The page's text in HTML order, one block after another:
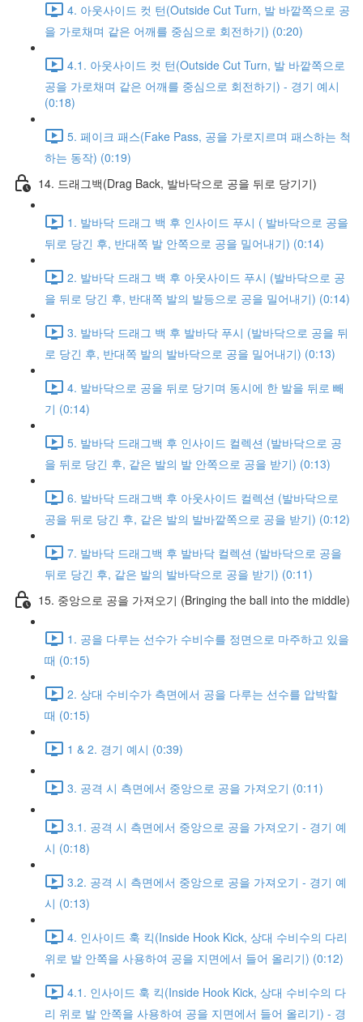
4. 아웃사이드 컷 턴(Outside Cut Turn, 발 바깥쪽으로 공
을 가로채며 같은 어깨를 중심으로 회전하기) (0:20)
4.1. 아웃사이드 컷 턴(Outside Cut Turn, 발 바깥쪽으로
공을 가로채며 같은 어깨를 중심으로 회전하기) - 경기 예시
(0:18)
5. 페이크 패스(Fake Pass, 공을 가로지르며 패스하는 척
하는 동작) (0:19)
14. 드래그백(Drag Back, 발바닥으로 공을 뒤로 당기기)
1. 발바닥 드래그 백 후 인사이드 푸시 ( 발바닥으로 공을
뒤로 당긴 후, 반대쪽 발 안쪽으로 공을 밀어내기) (0:14)
2. 발바닥 드래그 백 후 아웃사이드 푸시 (발바닥으로 공
을 뒤로 당긴 후, 반대쪽 발의 발등으로 공을 밀어내기) (0:14)
3. 발바닥 드래그 백 후 발바닥 푸시 (발바닥으로 공을 뒤
로 당긴 후, 반대쪽 발의 발바닥으로 공을 밀어내기) (0:13)
4. 발바닥으로 공을 뒤로 당기며 동시에 한 발을 뒤로 빼
기 (0:14)
5. 발바닥 드래그백 후 인사이드 컬렉션 (발바닥으로 공
을 뒤로 당긴 후, 같은 발의 발 안쪽으로 공을 받기) (0:13)
6. 발바닥 드래그백 후 아웃사이드 컬렉션 (발바닥으로
공을 뒤로 당긴 후, 같은 발의 발바깥쪽으로 공을 받기) (0:12)
7. 발바닥 드래그백 후 발바닥 컬렉션 (발바닥으로 공을
뒤로 당긴 후, 같은 발의 발바닥으로 공을 받기) (0:11)
15. 중앙으로 공을 가져오기 (Bringing the ball into the middle)
1. 공을 다루는 선수가 수비수를 정면으로 마주하고 있을
때 (0:15)
2. 상대 수비수가 측면에서 공을 다루는 선수를 압박할
때 (0:15)
1 & 2. 경기 예시 (0:39)
3. 공격 시 측면에서 중앙으로 공을 가져오기 (0:11)
3.1. 공격 시 측면에서 중앙으로 공을 가져오기 - 경기 예
시 (0:18)
3.2. 공격 시 측면에서 중앙으로 공을 가져오기 - 경기 예
시 (0:13)
4. 인사이드 훅 킥(Inside Hook Kick, 상대 수비수의 다리
위로 발 안쪽을 사용하여 공을 지면에서 들어 올리기) (0:12)
4.1. 인사이드 훅 킥(Inside Hook Kick, 상대 수비수의 다
리 위로 발 안쪽을 사용하여 공을 지면에서 들어 올리기) - 경